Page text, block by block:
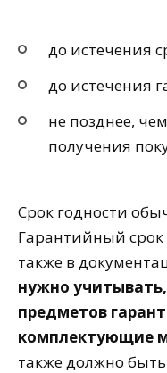
до истечения
до истечения
не позднее,
получения
Срок годности
Гарантийный срок
также в
нужно
предметов
комплектующие
также должно